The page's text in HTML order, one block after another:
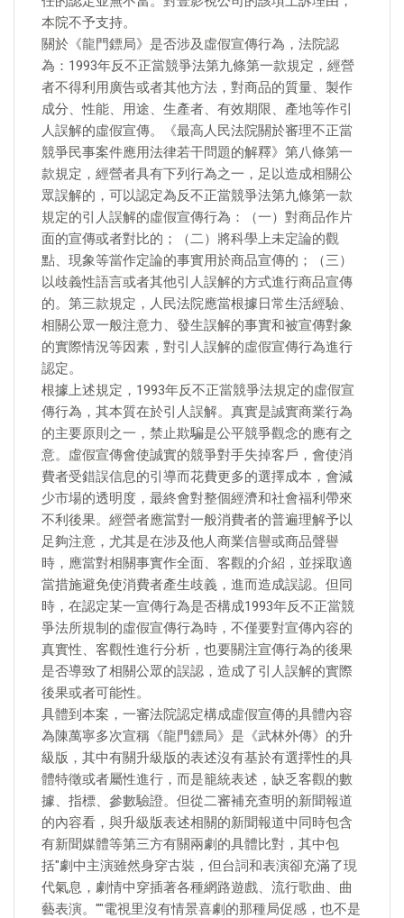
本院不予支持。
關於《龍門鏢局》是否涉及虛假宣傳行為，法院認
為：1993年反不正當競爭法第九條第一款規定，經營
者不得利用廣告或者其他方法，對商品的質量、製作
成分、性能、用途、生產者、有效期限、產地等作引
人誤解的虛假宣傳。《最高人民法院關於審理不正當
競爭民事案件應用法律若干問題的解釋》第八條第一
款規定，經營者具有下列行為之一，足以造成相關公
眾誤解的，可以認定為反不正當競爭法第九條第一款
規定的引人誤解的虛假宣傳行為：（一）對商品作片
面的宣傳或者對比的；（二）將科學上未定論的觀
點、現象等當作定論的事實用於商品宣傳的；（三）
以歧義性語言或者其他引人誤解的方式進行商品宣傳
的。第三款規定，人民法院應當根據日常生活經驗、
相關公眾一般注意力、發生誤解的事實和被宣傳對象
的實際情況等因素，對引人誤解的虛假宣傳行為進行
認定。
根據上述規定，1993年反不正當競爭法規定的虛假宣
傳行為，其本質在於引人誤解。真實是誠實商業行為
的主要原則之一，禁止欺騙是公平競爭觀念的應有之
意。虛假宣傳會使誠實的競爭對手失掉客戶，會使消
費者受錯誤信息的引導而花費更多的選擇成本，會減
少市場的透明度，最終會對整個經濟和社會福利帶來
不利後果。經營者應當對一般消費者的普遍理解予以
足夠注意，尤其是在涉及他人商業信譽或商品聲譽
時，應當對相關事實作全面、客觀的介紹，並採取適
當措施避免使消費者產生歧義，進而造成誤認。但同
時，在認定某一宣傳行為是否構成1993年反不正當競
爭法所規制的虛假宣傳行為時，不僅要對宣傳內容的
真實性、客觀性進行分析，也要關注宣傳行為的後果
是否導致了相關公眾的誤認，造成了引人誤解的實際
後果或者可能性。
具體到本案，一審法院認定構成虛假宣傳的具體內容
為陳萬寧多次宣稱《龍門鏢局》是《武林外傳》的升
級版，其中有關升級版的表述沒有基於有選擇性的具
體特徵或者屬性進行，而是籠統表述，缺乏客觀的數
據、指標、參數驗證。但從二審補充查明的新聞報道
的內容看，與升級版表述相關的新聞報道中同時包含
有新聞媒體等第三方有關兩劇的具體比對，其中包
括"劇中主演雖然身穿古裝，但台詞和表演卻充滿了現
代氣息，劇情中穿插著各種網路遊戲、流行歌曲、曲
藝表演。""電視里沒有情景喜劇的那種局促感，也不是